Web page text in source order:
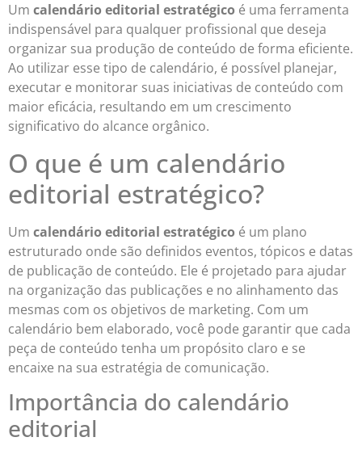
Um calendário editorial estratégico é uma ferramenta
indispensável para qualquer profissional que deseja
organizar sua produção de conteúdo de forma eficiente.
Ao utilizar esse tipo de calendário, é possível planejar,
executar e monitorar suas iniciativas de conteúdo com
maior eficácia, resultando em um crescimento
significativo do alcance orgânico.
O que é um calendário
editorial estratégico?
Um calendário editorial estratégico é um plano
estruturado onde são definidos eventos, tópicos e datas
de publicação de conteúdo. Ele é projetado para ajudar
na organização das publicações e no alinhamento das
mesmas com os objetivos de marketing. Com um
calendário bem elaborado, você pode garantir que cada
peça de conteúdo tenha um propósito claro e se
encaixe na sua estratégia de comunicação.
Importância do calendário
editorial